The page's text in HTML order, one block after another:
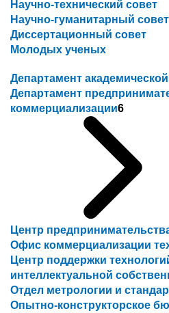
Научно-технический совет
Научно-гуманитарный совет
Диссертационный совет
Молодых ученых
Департамент
Департамент
коммерциализации6
Центр
Офис коммерциализации
Центр поддержки
интеллектуальной
Отдел метрологии и
Опытно-конструкторское